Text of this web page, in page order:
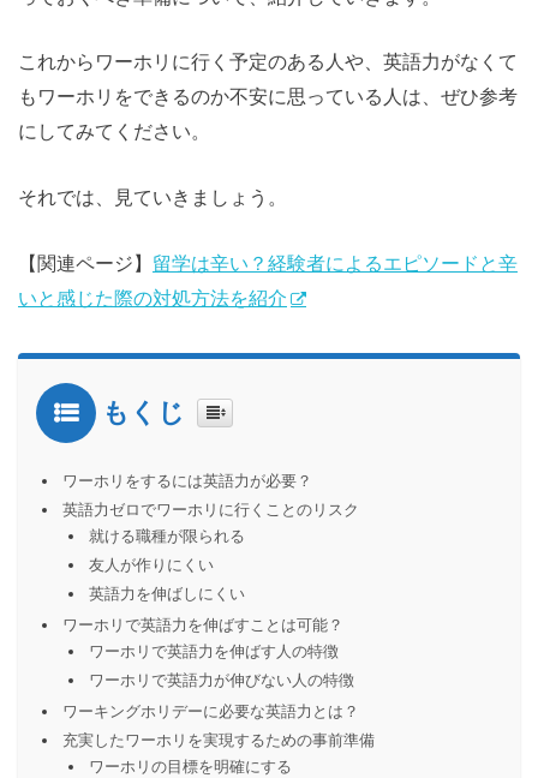
これからワーホリに行く予定のある人や、英語力がなくて
もワーホリをできるのか不安に思っている人は、ぜひ参考
にしてみてください。
それでは、見ていきましょう。
【関連ページ】 留学は辛い？経験者によるエピソードと辛
いと感じた際の対処方法を紹介
もくじ
ワーホリをするには英語力が必要？
英語力ゼロでワーホリに行くことのリスク
就ける職種が限られる
友人が作りにくい
英語力を伸ばしにくい
ワーホリで英語力を伸ばすことは可能？
ワーホリで英語力を伸ばす人の特徴
ワーホリで英語力が伸びない人の特徴
ワーキングホリデーに必要な英語力とは？
充実したワーホリを実現するための事前準備
ワーホリの目標を明確にする